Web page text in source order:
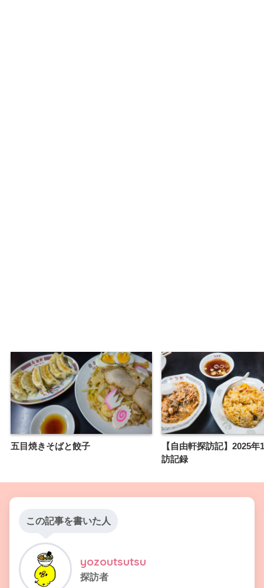
五目焼きそばと餃子
【自由軒探訪記】2025年
訪記録
この記事を書いた人
yozoutsutsu
探訪者